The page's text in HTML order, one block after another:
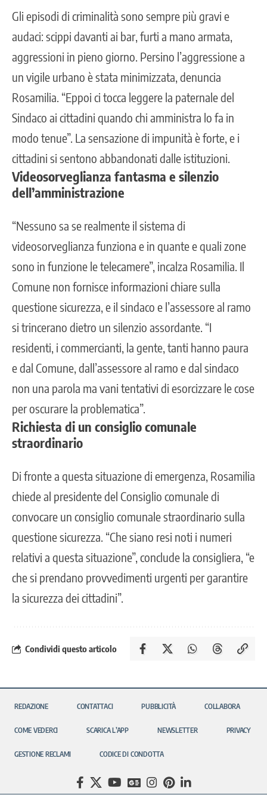
Gli episodi di criminalità sono sempre più gravi e
audaci: scippi davanti ai bar, furti a mano armata,
aggressioni in pieno giorno. Persino l’aggressione a
un vigile urbano è stata minimizzata, denuncia
Rosamilia. “Eppoi ci tocca leggere la paternale del
Sindaco ai cittadini quando chi amministra lo fa in
modo tenue”. La sensazione di impunità è forte, e i
cittadini si sentono abbandonati dalle istituzioni.
Videosorveglianza fantasma e silenzio
dell’amministrazione
“Nessuno sa se realmente il sistema di
videosorveglianza funziona e in quante e quali zone
sono in funzione le telecamere”, incalza Rosamilia. Il
Comune non fornisce informazioni chiare sulla
questione sicurezza, e il sindaco e l’assessore al ramo
si trincerano dietro un silenzio assordante. “I
residenti, i commercianti, la gente, tanti hanno paura
e dal Comune, dall’assessore al ramo e dal sindaco
non una parola ma vani tentativi di esorcizzare le cose
per oscurare la problematica”.
Richiesta di un consiglio comunale
straordinario
Di fronte a questa situazione di emergenza, Rosamilia
chiede al presidente del Consiglio comunale di
convocare un consiglio comunale straordinario sulla
questione sicurezza. “Che siano resi noti i numeri
relativi a questa situazione”, conclude la consigliera, “e
che si prendano provvedimenti urgenti per garantire
la sicurezza dei cittadini”.
Condividi questo articolo
REDAZIONE CONTATTACI PUBBLICITÀ COLLABORA
COME VEDERCI SCARICA L’APP NEWSLETTER PRIVACY
GESTIONE RECLAMI CODICE DI CONDOTTA